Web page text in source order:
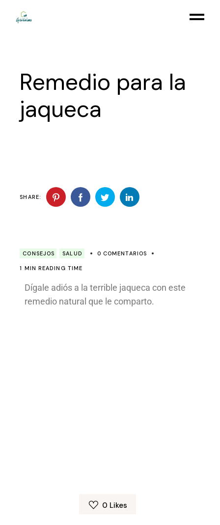
Remedio para la
jaqueca
SHARE:
CONSEJOS SALUD 0 COMENTARIOS
1 MIN READING TIME
Dígale adiós a la terrible jaqueca con este
remedio natural que le comparto.
0 Likes